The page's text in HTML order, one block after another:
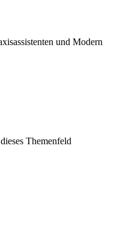
und Modern
Themenfeld